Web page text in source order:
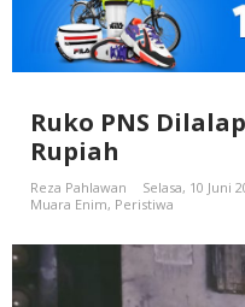
Ruko PNS
Rupiah
Reza Pahlawan
Selasa, 10 Juni
Muara Enim, Peristiwa